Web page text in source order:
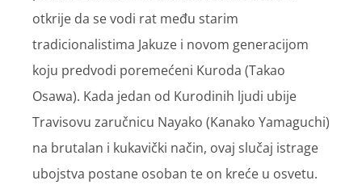
otkrije da se vodi rat među starim
tradicionalistima Jakuze i novom generacijom
koju predvodi poremećeni Kuroda (Takao
Osawa). Kada jedan od Kurodinih ljudi ubije
Travisovu zaručnicu Nayako (Kanako Yamaguchi)
na brutalan i kukavički način, ovaj slučaj istrage
ubojstva postane osoban te on kreće u osvetu.